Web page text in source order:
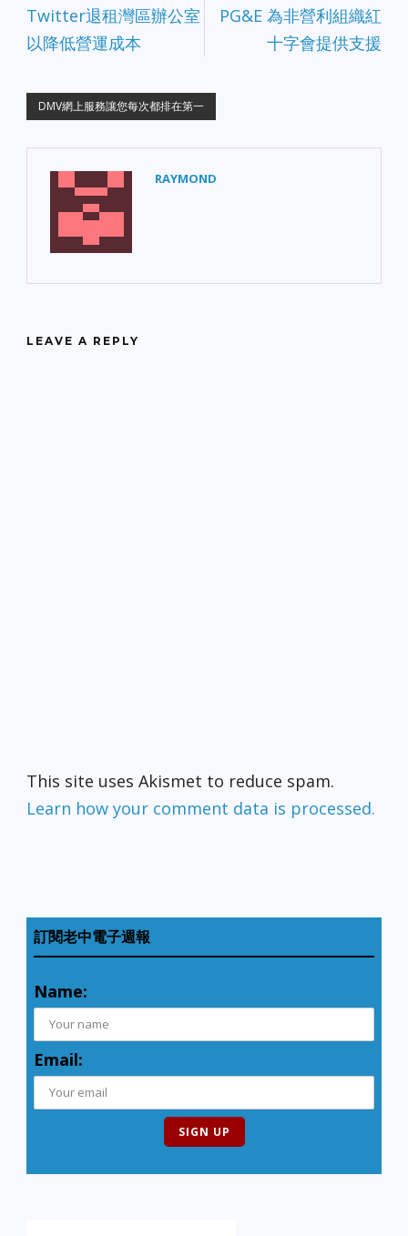
Twitter退租灣區辦公室
以降低營運成本
PG&E 為非營利組織紅
十字會提供支援
DMV網上服務讓您每次都排在第一
RAYMOND
LEAVE A REPLY
This site uses Akismet to reduce spam.
Learn how your comment data is processed.
訂閱老中電子週報
Name:
Email: